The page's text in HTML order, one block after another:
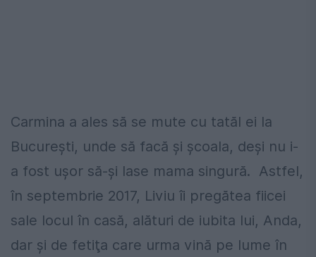
Carmina a ales să se mute cu tatăl ei la
Bucureşti, unde să facă şi şcoala, deşi nu i-
a fost uşor să-şi lase mama singură. Astfel,
în septembrie 2017, Liviu îi pregătea fiicei
sale locul în casă, alături de iubita lui, Anda,
dar şi de fetiţa care urma vină pe lume în